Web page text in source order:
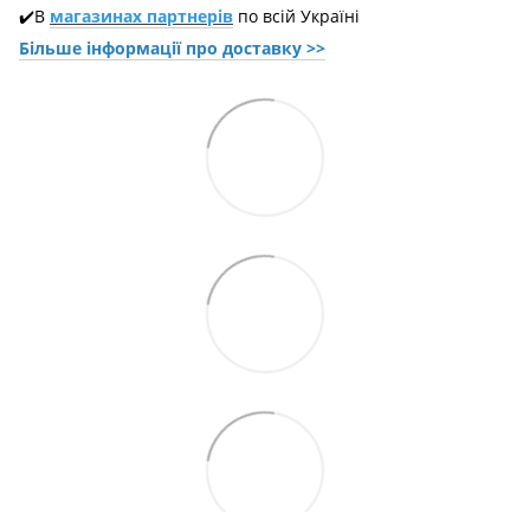
✔️В магазинах партнерів по всій Україні
Більше інформації про доставкy >>